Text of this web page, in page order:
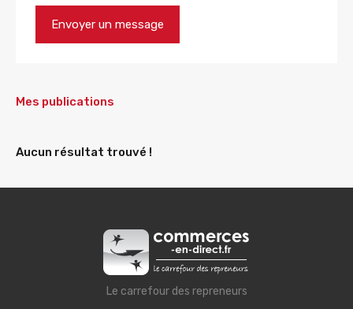
Mes publications
Aucun résultat trouvé !
Le carrefour des repreneurs